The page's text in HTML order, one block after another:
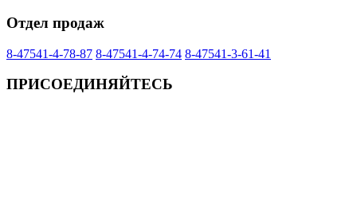
Отдел продаж
8-47541-4-78-87 8-47541-4-74-74 8-47541-3-61-41
ПРИСОЕДИНЯЙТЕСЬ